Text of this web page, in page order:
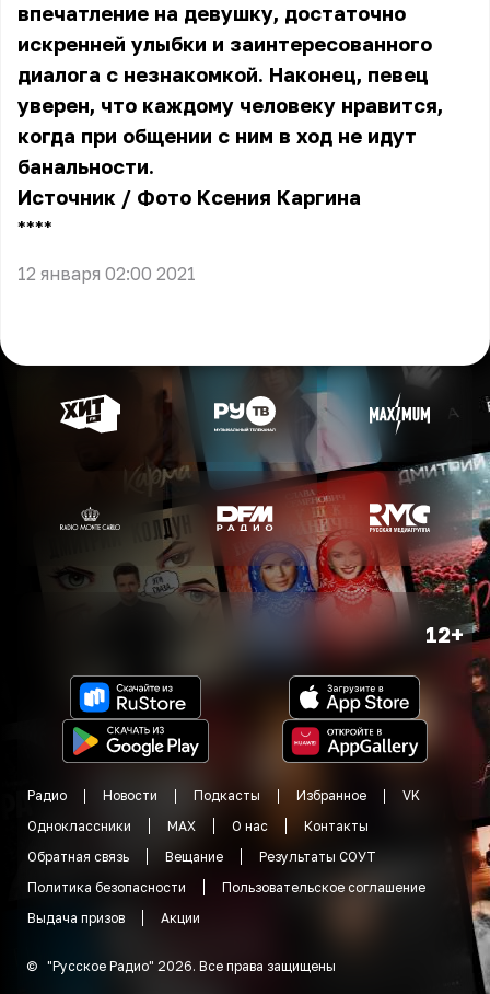
впечатление на девушку, достаточно
искренней улыбки и заинтересованного
диалога с незнакомкой. Наконец, певец
уверен, что каждому человеку нравится,
когда при общении с ним в ход не идут
банальности.
Источник / Фото Ксения Каргина
** **
12 января 02:00 2021
12+
Радио Новости Подкасты Избранное
VK
Одноклассники
MAX О нас
Контакты
Обратная связь
Вещание
Результаты СОУТ
Политика безопасности
Пользовательское соглашение
Выдача призов
Акции
© "Русское Радио" 2026. Все права защищены